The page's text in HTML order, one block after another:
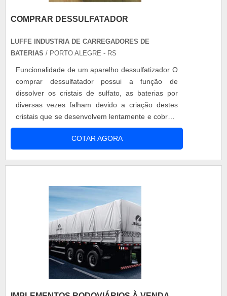
COMPRAR DESSULFATADOR
LUFFE INDUSTRIA DE CARREGADORES DE
BATERIAS / PORTO ALEGRE - RS
Funcionalidade de um aparelho dessulfatizador O
comprar dessulfatador possui a função de
dissolver os cristais de sulfato, as baterias por
diversas vezes falham devido a criação destes
cristais que se desenvolvem lentamente e cobrem
as placas da bateria, forma-se um crosta ao seu
redor, reduzindo assim o contato com a solução
da bateria. Este processo é conhecido como
COTAR AGORA